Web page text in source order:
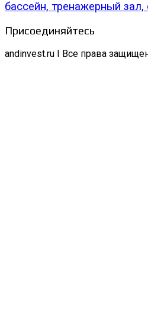
бассейн, тренажерный зал,
Присоединяйтесь
andinvest.ru I Все права